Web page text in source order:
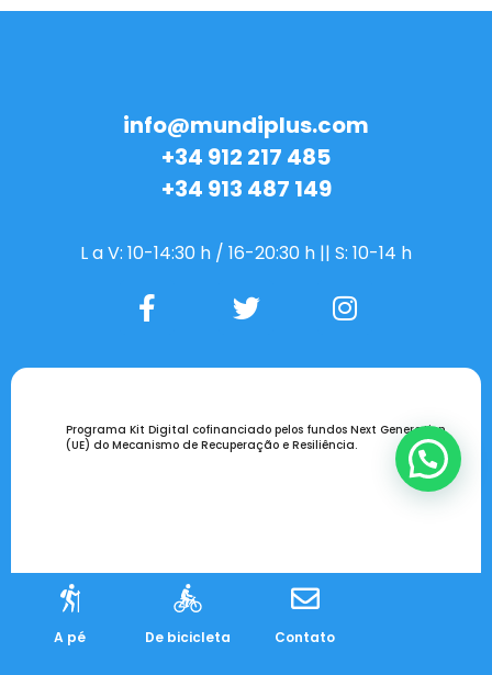
info@mundiplus.com
+34 912 217 485
+34 913 487 149
L a V: 10-14:30 h / 16-20:30 h || S: 10-14 h
Programa Kit Digital cofinanciado pelos fundos Next Generation
(UE) do Mecanismo de Recuperação e Resiliência.
A pé De bicicleta Contato
👋 Olá, queres mais informações?